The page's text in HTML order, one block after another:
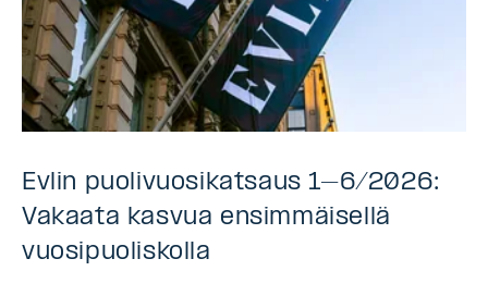
Evlin puolivuosikatsaus 1–6/2026:
Vakaata kasvua ensimmäisellä
vuosipuoliskolla